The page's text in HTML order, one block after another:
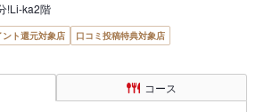
!Li-ka2階
ント還元対象店
口コミ投稿特典対象店
コース